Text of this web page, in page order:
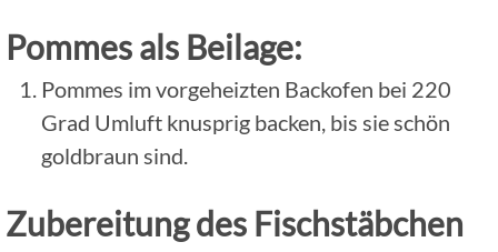
Pommes als Beilage:
Pommes im vorgeheizten Backofen bei 220
Grad Umluft knusprig backen, bis sie schön
goldbraun sind.
Zubereitung des Fischstäbchen